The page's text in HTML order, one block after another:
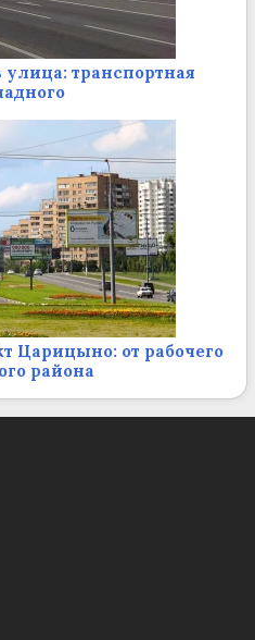
транспортная
Царицыно: от рабочего
района